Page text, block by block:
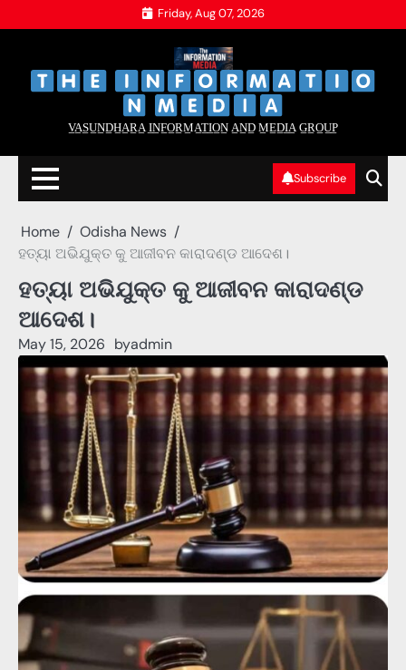
to
Friday, Aug 07, 2026
V̲A̲S̲U̲N̲D̲H̲A̲R̲A̲ I̲N̲F̲O̲R̲M̲A̲T̲I̲O̲N̲ A̲N̲D̲ M̲E̲D̲I̲A̲ G̲R̲O̲U̲P̲
Subscribe
Home
Odisha News
ହତ୍ୟା ଅଭିଯୁକ୍ତ କୁ ଆଜୀବନ କାରାଦଣ୍ଡ ଆଦେଶ।
ହତ୍ୟା ଅଭିଯୁକ୍ତ କୁ ଆଜୀବନ କାରାଦଣ୍ଡ
ଆଦେଶ।
May 15, 2026 byadmin